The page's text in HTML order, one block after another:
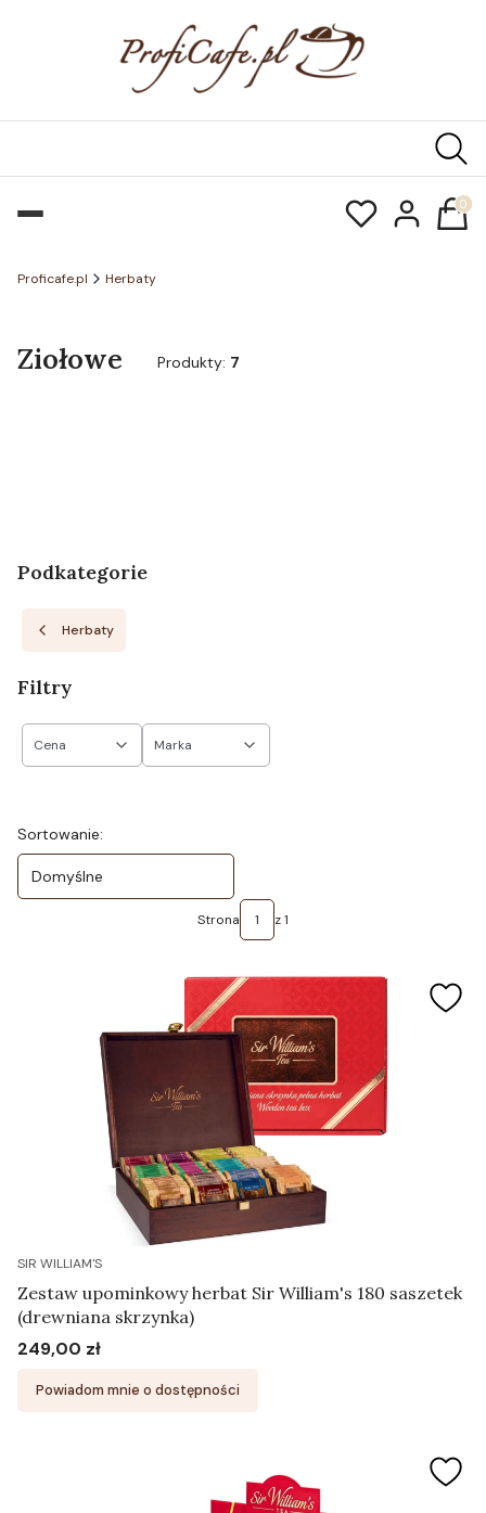
Proficafe.pl Herbaty
Ziołowe Produkty: 7
Podkategorie
Herbaty
Filtry
Cena Marka
Lista produktów
Sortowanie:
Domyślne
Strona z 1
SIR WILLIAM'S
Zestaw upominkowy herbat Sir William's 180 saszetek
(drewniana skrzynka)
Cena
249,00 zł
Powiadom mnie o dostępności